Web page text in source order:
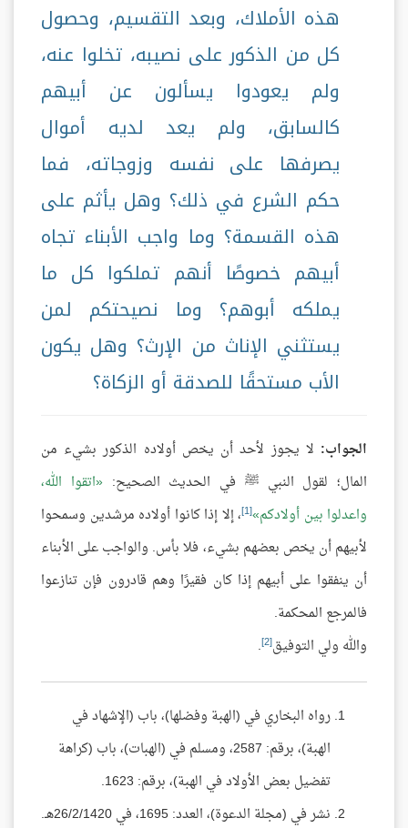
هذه الأملاك، وبعد التقسيم، وحصول
كل من الذكور على نصيبه، تخلوا عنه،
ولم يعودوا يسألون عن أبيهم
كالسابق، ولم يعد لديه أموال
يصرفها على نفسه وزوجاته، فما
حكم الشرع في ذلك؟ وهل يأثم على
هذه القسمة؟ وما واجب الأبناء تجاه
أبيهم خصوصًا أنهم تملكوا كل ما
يملكه أبوهم؟ وما نصيحتكم لمن
يستثني الإناث من الإرث؟ وهل يكون
الأب مستحقًا للصدقة أو الزكاة؟
الجواب: لا يجوز لأحد أن يخص أولاده الذكور بشيء من
المال؛ لقول النبي ﷺ في الحديث الصحيح: اتقوا الله،
واعدلوا بين أولادكم [1] ، إلا إذا كانوا أولاده مرشدين وسمحوا
لأبيهم أن يخص بعضهم بشيء، فلا بأس. والواجب على الأبناء
أن ينفقوا على أبيهم إذا كان فقيرًا وهم قادرون فإن تنازعوا
فالمرجع المحكمة.
والله ولي التوفيق[2]
.
رواه البخاري في (الهبة وفضلها)، باب (الإشهاد في
الهبة)، برقم: 2587، ومسلم في (الهبات)، باب (كراهة
تفضيل بعض الأولاد في الهبة)، برقم: 1623.
نشر في (مجلة الدعوة)، العدد: 1695، في 26/2/1420هـ.